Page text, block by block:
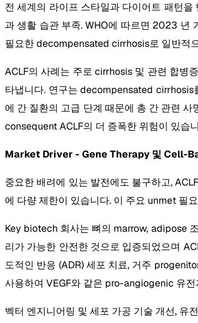
전 세계의 라이프 스타일과 다이어트 패턴
과 생활 습관 부족. WHO에 따르면 2023 년
필요한 decompensated cirrhosis로 일반적
ACLF의 사례는 주로 cirrhosis 및 관련 합병
타냅니다. 연구는 decompensated
에 간 질환의 고급 단계 때문에 총 간 관련
consequent ACLF의 더 증폭한 위험이 있습
Market Driver - Gene Therapy 및 Cell-
중요한 배려에 있는 발전에도 불구하고,
에 다량 제한이 있습니다. 이 주요 unmet 필
Key biotech 회사는 뼈의 marrow, adipose
리가 가능한 안전한 것으로 입증되었으며
도적인 반응 (ADR) 세포 치료, 거주
사용하여 VEGF와 같은 pro-angiogenic 유전
벡터 엔지니어링 및 세포 가공 기술 개선, 유